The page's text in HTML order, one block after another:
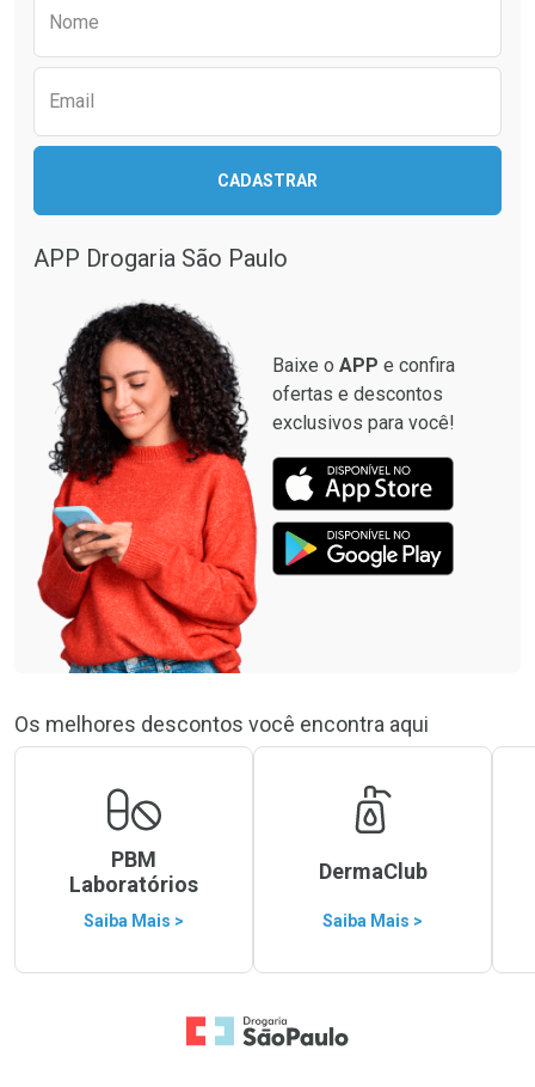
Nome
Email
CADASTRAR
APP Drogaria São Paulo
Baixe o APP e confira
ofertas e descontos
exclusivos para você!
Os melhores descontos você encontra aqui
PBM
Laboratórios
Saiba Mais >
DermaClub
Saiba Mais >
Ir para a Home